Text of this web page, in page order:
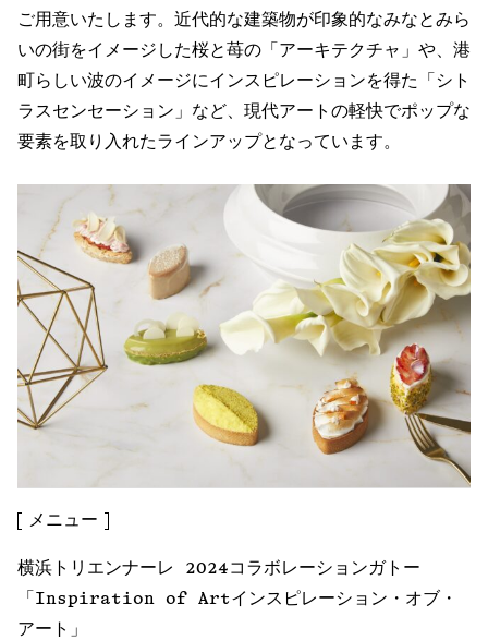
ご用意いたします。近代的な建築物が印象的なみなとみら
いの街をイメージした桜と苺の「アーキテクチャ」や、港
町らしい波のイメージにインスピレーションを得た「シト
ラスセンセーション」など、現代アートの軽快でポップな
要素を取り入れたラインアップとなっています。
メニュー
横浜トリエンナーレ 2024コラボレーションガトー
「Inspiration of Artインスピレーション・オブ・
アート」